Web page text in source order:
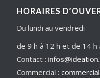
HORAIRES
Du lundi au vendredi
de 9 h à 12 h et de 14 h
Contact :
Commercial :